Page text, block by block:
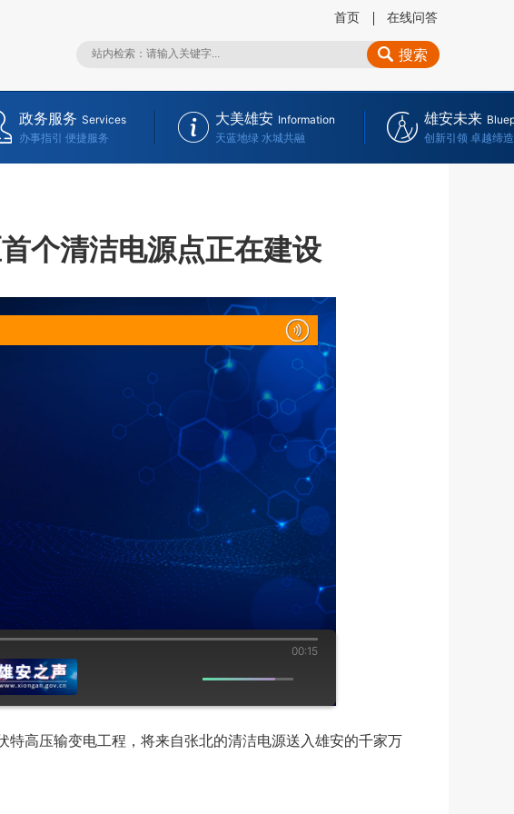
首页 在线问答
搜索
政务服务 Services
办事指引 便捷服务
大美雄安 Information
天蓝地绿 水城共融
雄安未来
创新引领 卓越缔造
个清洁电源点正在建设
00:15
高压输变电工程，将来自张北的清洁电源送入雄安的千家万